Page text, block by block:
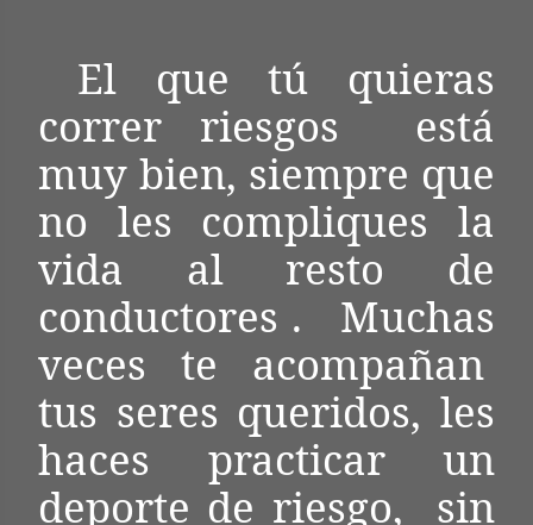
El que tú quieras
correr riesgos
está
muy bien, siempre que
no les compliques la
vida al resto de
conductores .
Muchas
veces te acompañan
tus seres queridos, les
haces practicar un
deporte de riesgo,
sin